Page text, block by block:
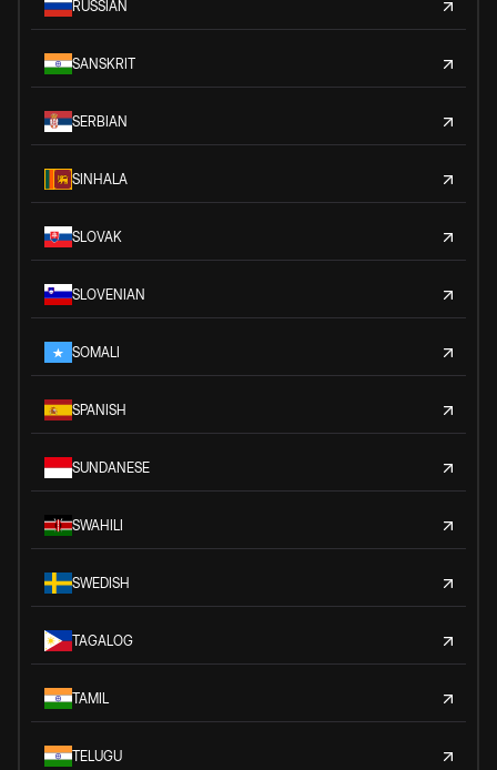
RUSSIAN
SANSKRIT
SERBIAN
SINHALA
SLOVAK
SLOVENIAN
SOMALI
SPANISH
SUNDANESE
SWAHILI
SWEDISH
TAGALOG
TAMIL
TELUGU